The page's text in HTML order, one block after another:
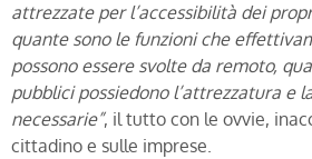
attrezzate per l’accessibilità dei
quante sono le funzioni che
possono essere svolte da remoto,
pubblici possiedono l’attrezzatura e
necessarie”, il tutto con le ovvie,
cittadino e sulle imprese.